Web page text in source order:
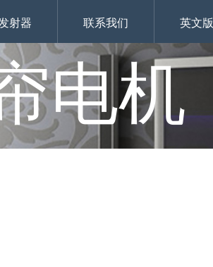
射器 联系我们 英文版
电机